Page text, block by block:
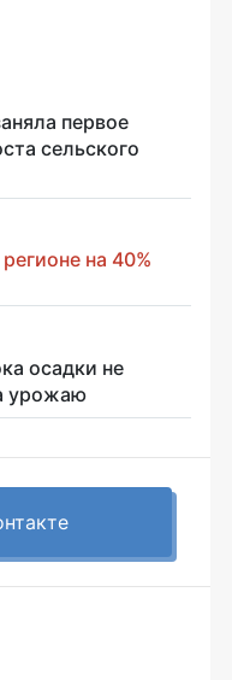
первое
сельского
на 40%
осадки не
урожаю